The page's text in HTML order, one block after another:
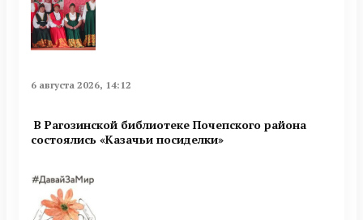
6 августа 2026, 14:12
В Рагозинской библиотеке Почепского района
состоялись «Казачьи посиделки»